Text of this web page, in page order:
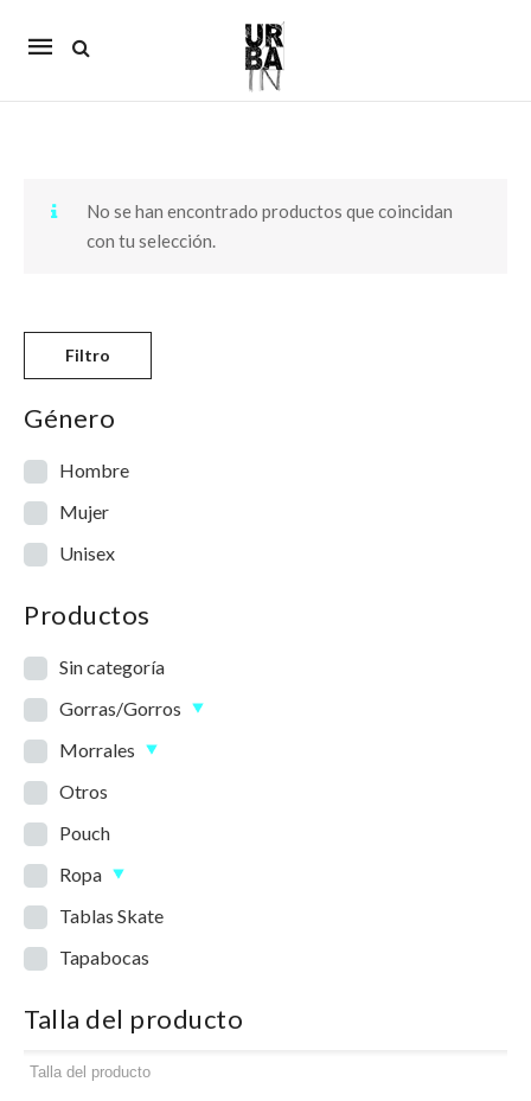
Mobile
No se han encontrado productos que coincidan
con tu selección.
Filtro
Género
Hombre
Mujer
Unisex
Productos
Sin categoría
Gorras/Gorros
Morrales
Otros
Pouch
Ropa
Tablas Skate
Tapabocas
Talla del producto